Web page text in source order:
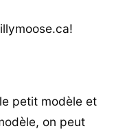
petit modèle et
on peut